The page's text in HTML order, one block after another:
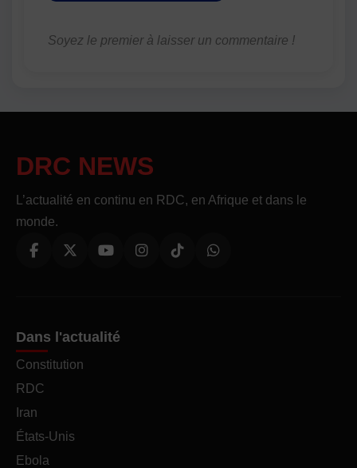
Soyez le premier à laisser un commentaire !
DRC NEWS
L’actualité en continu en RDC, en Afrique et dans le
monde.
Dans l'actualité
Constitution
RDC
Iran
États-Unis
Ebola